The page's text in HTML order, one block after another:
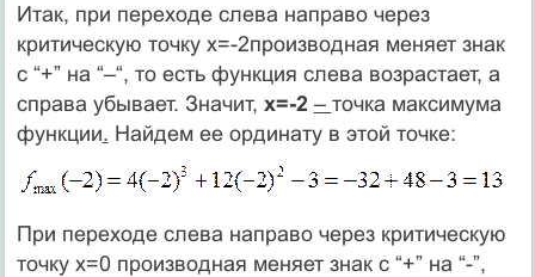
Итак, при переходе слева направо через
критическую точку x=-2производная меняет знак
с “+” на “–“, то есть функция слева возрастает, а
справа убывает. Значит, x=-2 – точка максимума
функции. Найдем ее ординату в этой точке:
При переходе слева направо через критическую
точку x=0 производная меняет знак с “+” на “-”,